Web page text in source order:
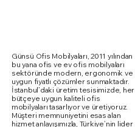
Marte Toplantı Masası Kare Metal
Karina Kolsuz Sandalye
Ergomi Sandalye
Günsü Ofis Mobilyaları, 2011 yılından
bu yana ofis ve ev ofis mobilyaları
sektöründe modern, ergonomik ve
uygun fiyatlı çözümler sunmaktadır.
İstanbul’daki üretim tesisimizde, her
bütçeye uygun kaliteli ofis
mobilyaları tasarlıyor ve üretiyoruz.
Müşteri memnuniyetini esas alan
hizmet anlayışımızla, Türkiye’nin lider